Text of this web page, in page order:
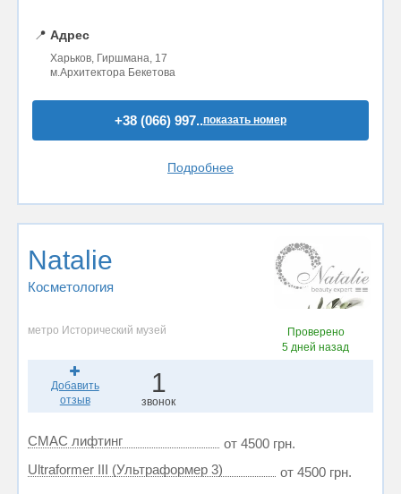
📍 Адрес
Харьков, Гиршмана, 17
м.Архитектора Бекетова
+38 (066) 997..показать номер
Подробнее
Natalie
Косметология
метро Исторический музей
Проверено
5 дней назад
Добавить
отзыв
1
звонок
СМАС лифтинг
от 4500 грн.
Ultraformer III (Ультраформер 3)
от 4500 грн.